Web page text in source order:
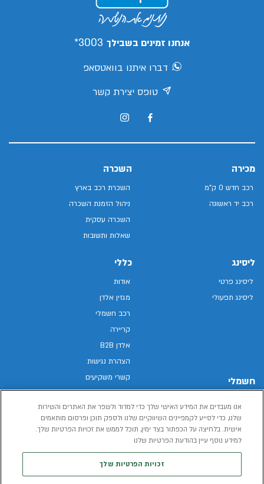
אנחנו זמינים בשבילך 3003*
דברו איתנו בוואטסאפ
טופס יצירת קשר
מכירה
רכב חדש 0 ק"מ
רכב יד ראשונה
השכרה
השכרת רכב בארץ
ניהול הזמנת השכרה
השכרה עסקית
שאלות ותשובות
ליסינג
ליסינג פרטי
ליסינג תפעולי
חשמלי
רכב חשמלי
הכל על רכב חשמלי
כללי
אודות
מגזין אלדן
רכב חשמלי
קריירה
אלדן B2B
הצהרת נגישות
קשרי משקיעים
מפת האתר
מדיניות פרטיות
תנאי שימוש
אנו מעבדים את המידע האישי שלך כדי למדוד ולשפר את האתרים והשירות
שלנו, כדי לסייע לקמפיינים השיווקיים שלנו ולספק תוכן ופרסום מותאמים
אישית. בלחיצה על הכפתור בצד ימין, תוכל לממש את זכויות הפרטיות שלך.
למידע נוסף עיין בהודעת הפרטיות שלנו
זכויות הפרטיות שלך